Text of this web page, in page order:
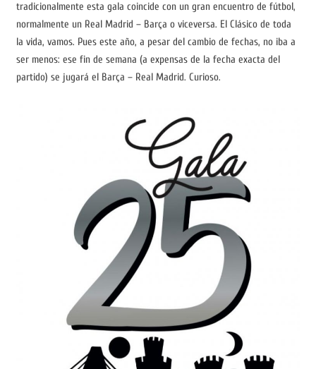
tradicionalmente esta gala coincide con un gran encuentro de fútbol,
normalmente un Real Madrid – Barça o viceversa. El Clásico de toda
la vida, vamos. Pues este año, a pesar del cambio de fechas, no iba a
ser menos: ese fin de semana (a expensas de la fecha exacta del
partido) se jugará el Barça – Real Madrid. Curioso.